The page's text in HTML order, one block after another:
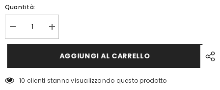
Quantità:
Diminuisci
quantità
per
Pennyblack
Aumenta
quantità
per
Top
Vanity
Pennyblack
AGGIUNGI AL CARRELLO
10 clienti stanno visualizzando questo prodotto